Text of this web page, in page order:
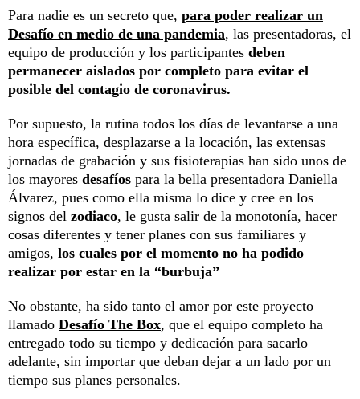
Para nadie es un secreto que, para poder realizar un
Desafío en medio de una pandemia, las presentadoras, el
equipo de producción y los participantes deben
permanecer aislados por completo para evitar el
posible del contagio de coronavirus.
Por supuesto, la rutina todos los días de levantarse a una
hora específica, desplazarse a la locación, las extensas
jornadas de grabación y sus fisioterapias han sido unos de
los mayores desafíos para la bella presentadora Daniella
Álvarez, pues como ella misma lo dice y cree en los
signos del zodiaco, le gusta salir de la monotonía, hacer
cosas diferentes y tener planes con sus familiares y
amigos, los cuales por el momento no ha podido
realizar por estar en la “burbuja”
No obstante, ha sido tanto el amor por este proyecto
llamado Desafío The Box, que el equipo completo ha
entregado todo su tiempo y dedicación para sacarlo
adelante, sin importar que deban dejar a un lado por un
tiempo sus planes personales.